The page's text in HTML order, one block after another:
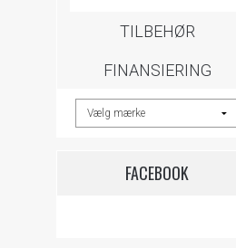
TILBEHØR
FINANSIERING
FACEBOOK